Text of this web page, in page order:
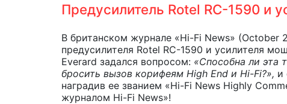
Предусилитель Rotel RC-1590 и
В британском журнале «Hi-Fi News» (October
предусилителя Rotel RC-1590 и усилителя
Everard задался вопросом: «Способна ли эта
бросить вызов корифеям High End и Hi-Fi?», и
наградив ее званием «Hi-Fi News Highly
журналом Hi-Fi News»!